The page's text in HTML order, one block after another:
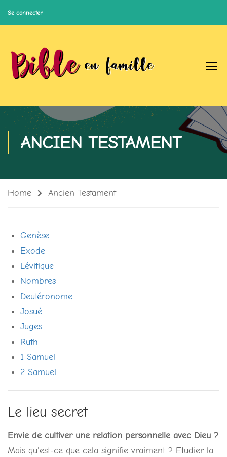
Se connecter
ANCIEN TESTAMENT
Home Ancien Testament
Genèse
Exode
Lévitique
Nombres
Deutéronome
Josué
Juges
Ruth
1 Samuel
2 Samuel
Le lieu secret
Envie de cultiver une relation personnelle avec Dieu ?
Mais qu'est-ce que cela signifie vraiment ? Etudier la